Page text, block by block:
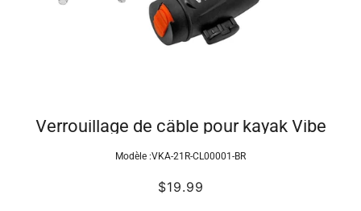
Verrouillage de câble pour kayak Vibe
Modèle :VKA-21R-CL00001-BR
$19.99